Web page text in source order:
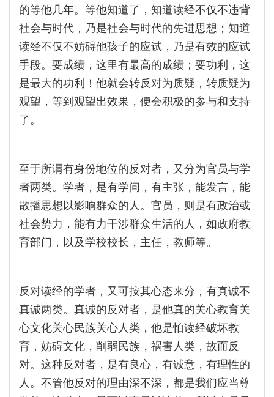
的等他几年。等他知道了，知道读经不仅不违背
社会与时代，乃是社会与时代的先进思想；知道
读经不仅不妨碍他孩子的应试，乃是有效的应试
手段。要成绩，这里有最高的成绩；要功利，这
是最大的功利！他就会转反对为质疑，转质疑为
观望，等到观望出效果，便会积极的参与和支持
了。
至于所谓有身份地位的反对者，又分为官员与学
者两类。学者，是有学问，有主张，能发言，能
散播思想以影响群众的人。官员，则是有政治或
社会势力，能有力干涉群众生活的人，如政府教
育部门，以及学校校长，主任，教师等。
反对读经的学者，又可按其心态来分，有真诚不
真诚两类。真诚的反对者，是他真的关心教育关
心文化关心民族关心人类，他是怕读经破坏教
育，妨碍文化，削弱民族，祸害人类，故而反
对。这种反对者，是有良心，有诚意，有理性的
人。不管他反对的理由深不深，都是我们应当尊